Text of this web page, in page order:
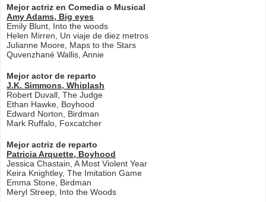
Mejor actriz en Comedia o Musical
Amy Adams, Big eyes
Emily Blunt, Into the woods
Helen Mirren, Un viaje de diez metros
Julianne Moore, Maps to the Stars
Quvenzhané Wallis, Annie
Mejor actor de reparto
J.K. Simmons, Whiplash
Robert Duvall, The Judge
Ethan Hawke, Boyhood
Edward Norton, Birdman
Mark Ruffalo, Foxcatcher
Mejor actriz de reparto
Patricia Arquette, Boyhood
Jessica Chastain, A Most Violent Year
Keira Knightley, The Imitation Game
Emma Stone, Birdman
Meryl Streep, Into the Woods